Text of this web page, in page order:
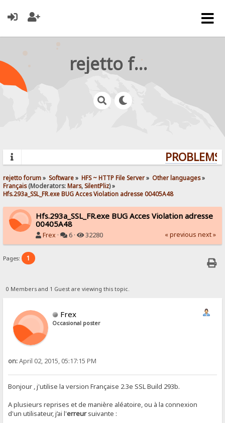
rejetto forum
rejetto forum» Software» HFS ~ HTTP File Server» Other languages»
Français(Moderators:Mars,SilentPliz) »
Hfs.293a_SSL_FR.exe BUG Acces Violation adresse 00405A48
Hfs.293a_SSL_FR.exe BUG Acces Violation adresse
00405A48
Frex · 6 · 32280 « previous next »
Pages: 1
0 Members and 1 Guest are viewing this topic.
Frex
Occasional poster
on:April 02, 2015, 05:17:15 PM
Bonjour , j'utilise la version Française 2.3e SSL Build 293b.
A plusieurs reprises et de manière aléatoire, ou à la connexion
d'un utilisateur, j’ai l'erreursuivante :